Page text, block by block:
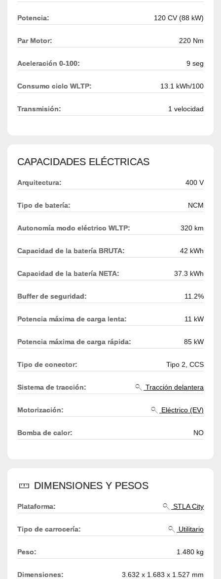
Potencia: 120 CV (88 kW)
Par Motor: 220 Nm
Aceleración 0-100: 9 seg
Consumo ciclo WLTP: 13.1 kWh/100
Transmisión: 1 velocidad
CAPACIDADES ELÉCTRICAS
Arquitectura: 400 V
Tipo de batería: NCM
Autonomía modo eléctrico WLTP: 320 km
Capacidad de la batería BRUTA: 42 kWh
Capacidad de la batería NETA: 37.3 kWh
Buffer de seguridad: 11.2%
Potencia máxima de carga lenta: 11 kW
Potencia máxima de carga rápida: 85 kW
Tipo de conector: Tipo 2, CCS
Sistema de tracción: Tracción delantera
Motorización: Eléctrico (EV)
Bomba de calor: NO
DIMENSIONES Y PESOS
Plataforma: STLA City
Tipo de carrocería: Utilitario
Peso: 1.480 kg
Dimensiones: 3.632 x 1.683 x 1.527 mm